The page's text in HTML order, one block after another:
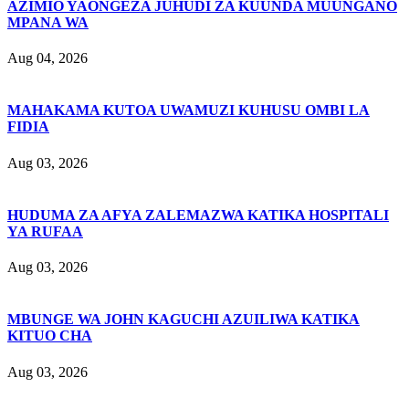
AZIMIO YAONGEZA JUHUDI ZA KUUNDA MUUNGANO
MPANA WA
Aug 04, 2026
MAHAKAMA KUTOA UWAMUZI KUHUSU OMBI LA
FIDIA
Aug 03, 2026
HUDUMA ZA AFYA ZALEMAZWA KATIKA HOSPITALI
YA RUFAA
Aug 03, 2026
MBUNGE WA JOHN KAGUCHI AZUILIWA KATIKA
KITUO CHA
Aug 03, 2026